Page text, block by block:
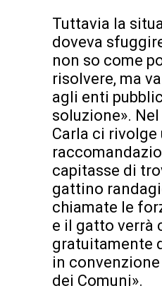
Tuttavia la
doveva
non so come
risolvere, ma
agli enti
soluzione».
Carla ci rivolge
capitasse di
gattino
chiamate le
e il gatto verrà
gratuitamente
in convenzione
dei Comuni».